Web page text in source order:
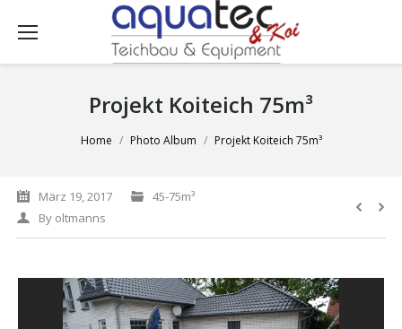
Projekt Koiteich 75m³
You are here:Home Photo Album Projekt Koiteich 75m³
März 19, 2017
45-75m³
By oltmanns